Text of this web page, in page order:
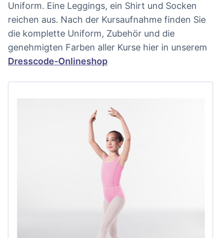
Uniform. Eine Leggings, ein Shirt und Socken
reichen aus. Nach der Kursaufnahme finden Sie
die komplette Uniform, Zubehör und die
genehmigten Farben aller Kurse hier in unserem
Dresscode-Onlineshop